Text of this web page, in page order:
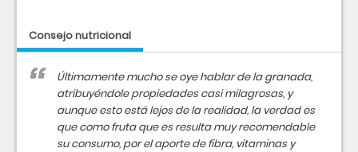
Consejo nutricional
Últimamente mucho se oye hablar de la granada,
atribuyéndole propiedades casi milagrosas, y
aunque esto está lejos de la realidad, la verdad es
que como fruta que es resulta muy recomendable
su consumo, por el aporte de fibra, vitaminas y